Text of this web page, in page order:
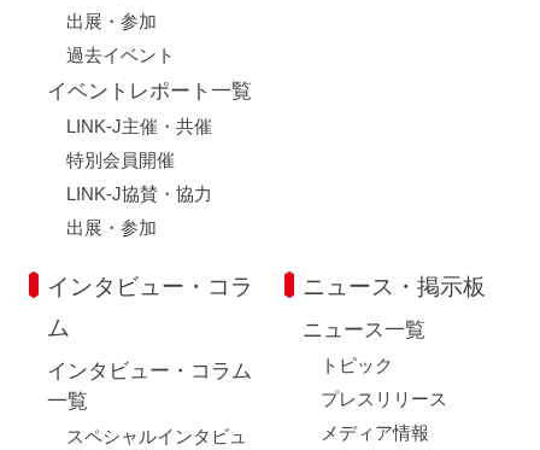
出展・参加
過去イベント
イベントレポート一覧
LINK-J主催・共催
特別会員開催
LINK-J協賛・協力
出展・参加
インタビュー・コラ
ム
インタビュー・コラム
一覧
スペシャルインタビュ
ニュース・掲示板
ニュース一覧
トピック
プレスリリース
メディア情報